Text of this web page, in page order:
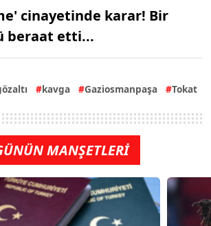
cinayetinde karar! Bir
beraat etti...
kavga Gaziosmanpaşa Tokat
MANŞETLERİ